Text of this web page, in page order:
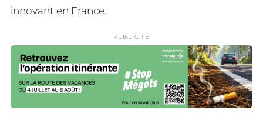
innovant en France.
PUBLICITÉ